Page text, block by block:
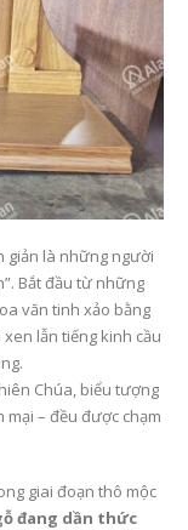
giản là những người
Bắt đầu từ những
văn tinh xảo bằng
lẫn tiếng kinh cầu
Chúa, biểu tượng
– đều được chạm
giai đoạn thô mộc
đang dần thức